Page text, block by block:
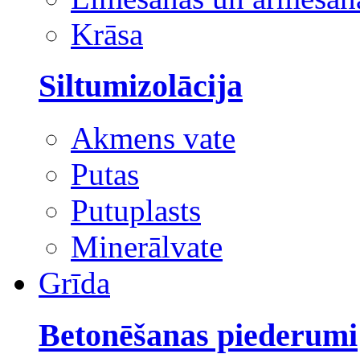
Krāsa
Siltumizolācija
Akmens vate
Putas
Putuplasts
Minerālvate
Grīda
Betonēšanas piederumi